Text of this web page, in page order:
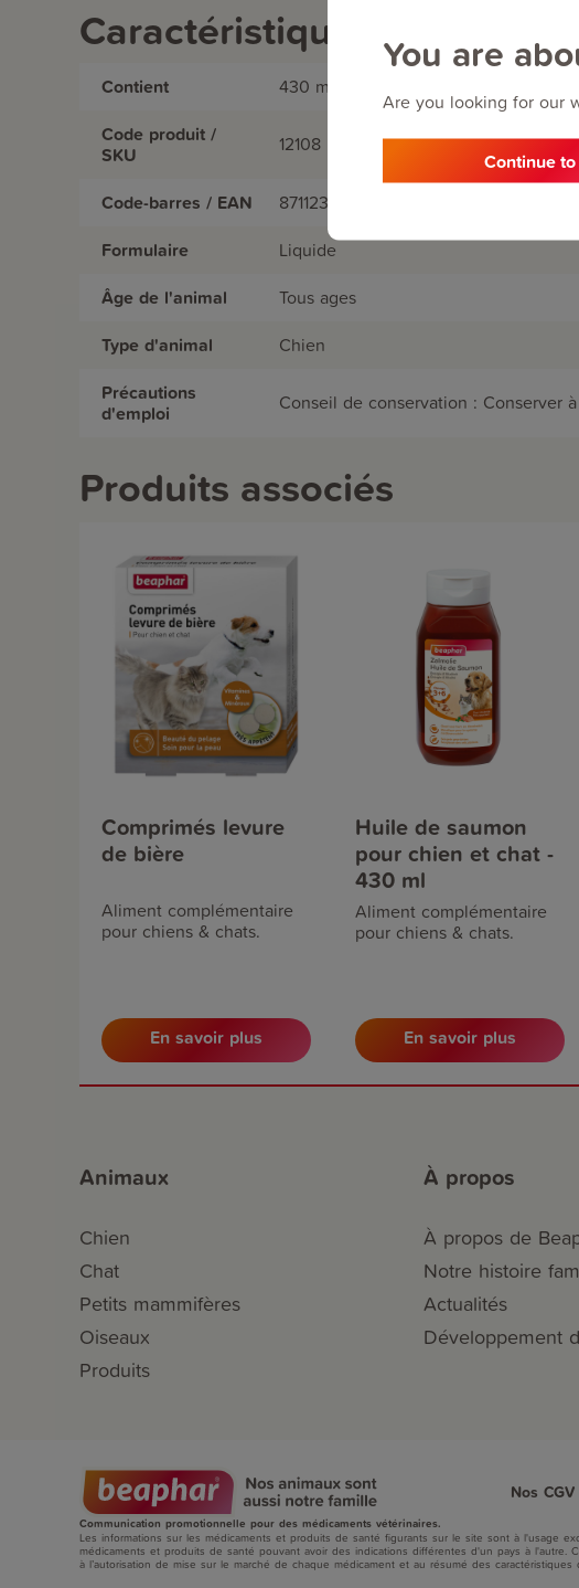
You are
Are you looking for our
Continue
Caractéristiques
Contient 430 ml
Code produit /
SKU
12108
Code-barres / EAN 8711231121083
Formulaire Liquide
Âge de l'animal Tous ages
Type d'animal Chien
Précautions
d'emploi
Conseil de conservation : Conserver
Produits associés
Comprimés levure
de bière
Aliment complémentaire
pour chiens & chats.
En savoir plus
Huile de saumon
pour chien et chat -
430 ml
Aliment complémentaire
pour chiens & chats.
En savoir plus
Animaux
Chien
Chat
Petits mammifères
Oiseaux
Produits
À propos
À propos de
Notre histoire
Actualités
Développement
Nos CGV
Communication promotionnelle pour des médicaments vétérinaires.
Les informations sur les médicaments et produits de santé figurants sur le site sont à l'usage
médicaments et produits de santé pouvant avoir des indications différentes d'un pays à l'autre.
à l’autorisation de mise sur le marché de chaque médicament et au résumé des